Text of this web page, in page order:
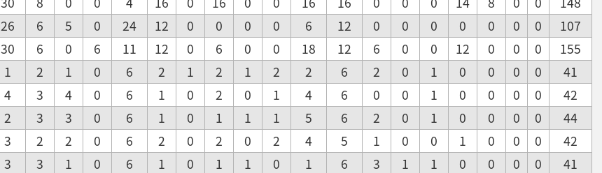
26 6 5 0 24 12 0 0 0 0 6 12 0 0 0 0 0 0 0
107
30 6 0 6 11 12 0 6 0 0 18 12 6 0 0 12 0 0 0
155
1 2 1 0 6 2 1 2 1 2 2 6 2 0 1 0 0 0 0
41
4 3 4 0 6 1 0 2 0 1 4 6 0 0 1 0 0 0 0
42
2 3 3 0 6 1 0 1 1 1 5 6 2 0 1 0 0 0 0
44
3 2 2 0 6 2 0 2 0 2 4 5 1 0 0 1 0 0 0
42
3 3 1 0 6 1 0 1 1 0 1 6 3 1 1 0 0 0 0 41